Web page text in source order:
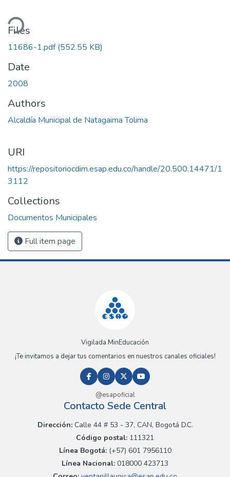
Files
11686-1.pdf(552.55 KB)
Date
2008
Authors
Alcaldía Municipal de Natagaima Tolima
URI
https://repositoriocdim.esap.edu.co/handle/20.500.14471/1
3112
Collections
Documentos Municipales
Full item page
Vigilada MinEducación
¡Te invitamos a dejar tus comentarios en nuestros canales oficiales!
@esapoficial
Contacto Sede Central
Dirección:Calle 44 # 53 - 37, CAN, Bogotá D.C.
Código postal: 111321
Línea Bogotá:(+57) 601 7956110
Línea Nacional: 018000 423713